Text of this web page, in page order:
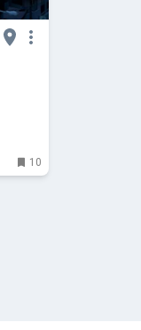
10